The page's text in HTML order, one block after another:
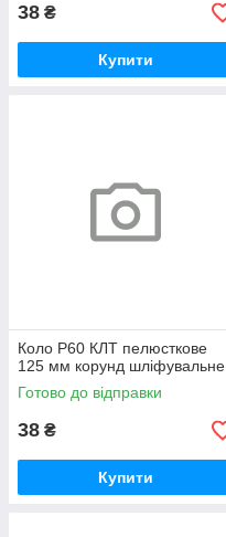
38 ₴
Купити
Коло Р60 КЛТ пелюсткове
125 мм корунд шліфувальне
Готово до відправки
38 ₴
Купити